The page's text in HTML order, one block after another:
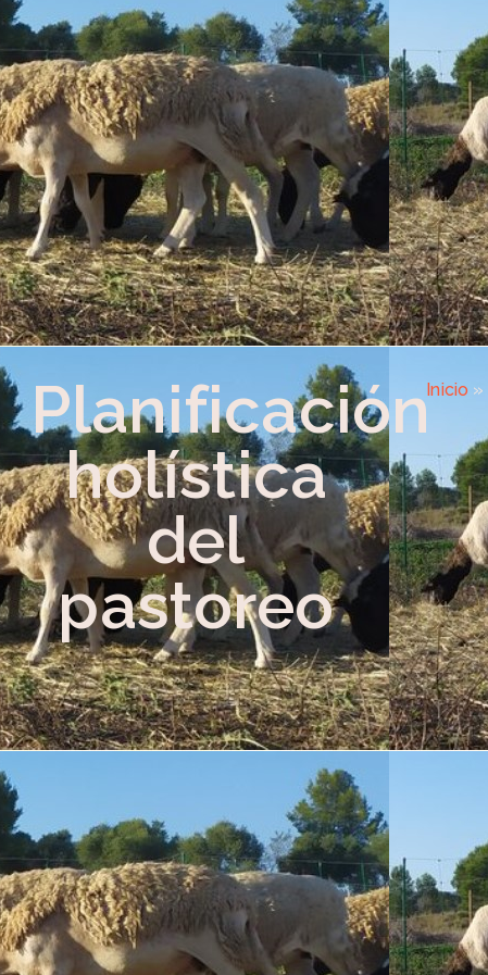
Planificación
holística
del
pastoreo
Inicio »